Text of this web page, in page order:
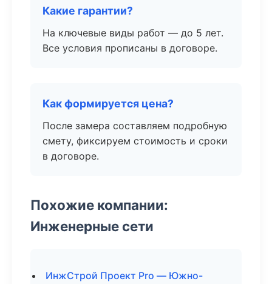
Какие гарантии?
На ключевые виды работ — до 5 лет.
Все условия прописаны в договоре.
Как формируется цена?
После замера составляем подробную
смету, фиксируем стоимость и сроки
в договоре.
Похожие компании:
Инженерные сети
ИнжСтрой Проект Pro — Южно-